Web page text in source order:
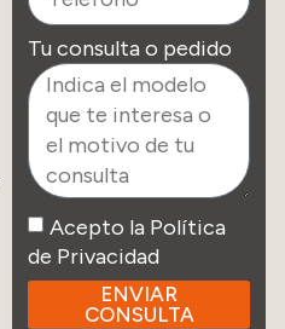
Tu consulta o pedido
Acepto la Política
de Privacidad
ENVIAR
CONSULTA